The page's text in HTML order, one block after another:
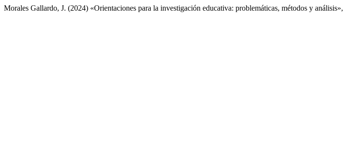
Morales Gallardo, J. (2024) «Orientaciones para la investigación educativa: problemáticas, métodos y análisis»,